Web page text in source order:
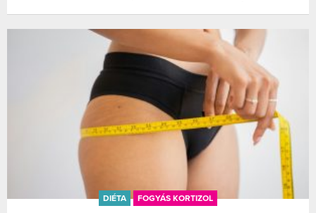
DIÉTA FOGYÁS KORTIZOL